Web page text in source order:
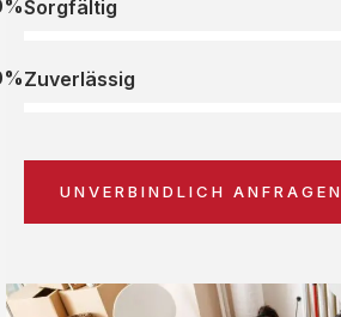
Sorgfältig
Zuverlässig
UNVERBINDLICH ANFRAGEN